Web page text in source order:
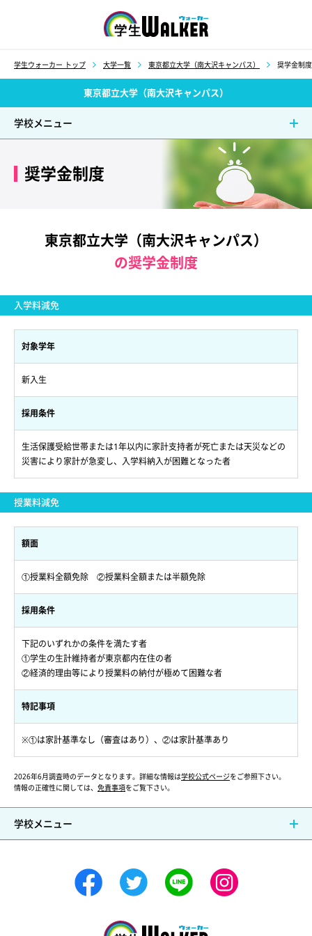
学生ウォーカー トップ 大学一覧 東京都立大学（南大沢キャンパス） 奨学金制度
東京都立大学（南大沢キャンパス）
学校メニュー
奨学金制度
東京都立大学（南大沢キャンパス）
の奨学金制度
入学料減免
対象学年
新入生
採用条件
生活保護受給世帯または1年以内に家計支持者が死亡または天災などの
災害により家計が急変し、入学料納入が困難となった者
授業料減免
額面
①授業料全額免除 ②授業料全額または半額免除
採用条件
下記のいずれかの条件を満たす者
①学生の生計維持者が東京都内在住の者
②経済的理由等により授業料の納付が極めて困難な者
特記事項
※①は家計基準なし（審査はあり）、②は家計基準あり
2026年6月調査時のデータとなります。詳細な情報は学校公式ページをご参照下さい。
情報の正確性に関しては、 免責事項をご覧下さい。
学校メニュー